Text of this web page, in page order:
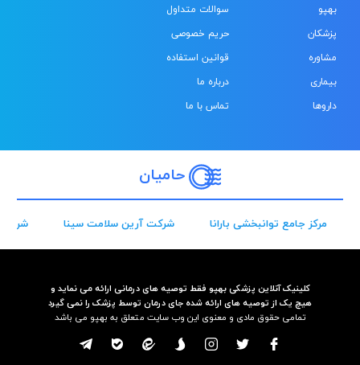
بهپو
پزشکان
مشاوره
بیماری
داروها
سوالات متداول
حریم خصوصی
قوانین استفاده
درباره ما
تماس با ما
حامیان
مرکز جامع توانبخشی بارانا شرکت آرین سلامت سینا شرکت
کلینیک آنلاین پزشکی بهپو فقط توصیه های درمانی ارائه می نماید و
هیچ یک از توصیه های ارائه شده جای درمان توسط پزشک را نمی گیرد
تمامی حقوق مادی و معنوی این وب سایت متعلق به بهپو می باشد